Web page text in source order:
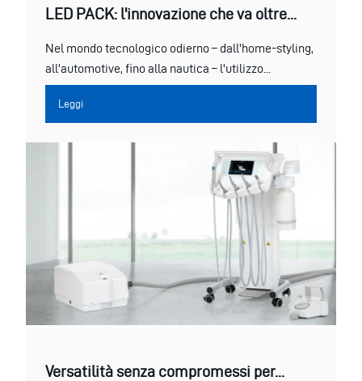
LED PACK: l'innovazione che va oltre...
Nel mondo tecnologico odierno – dall'home-styling,
all'automotive, fino alla nautica – l'utilizzo...
Leggi
Versatilità senza compromessi per...